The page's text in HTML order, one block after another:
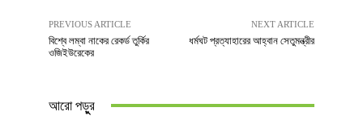
PREVIOUS ARTICLE
বিশ্বে লম্বা নাকের রেকর্ড তুর্কির
ওজিইউরেকের
NEXT ARTICLE
ধর্মঘট প্রত্যাহারের আহ্বান সেতুমন্ত্রীর
আরো পড়ুুর